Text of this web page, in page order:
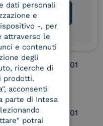
Service Provider e
Aggregatore CIE
UNI EN ISO 37001
UNI EN ISO 27001
dati personali
e
-, per
attraverso le
e contenuti
degli
ricerche di
prodotti.
acconsenti
parte di Intesa
potrai